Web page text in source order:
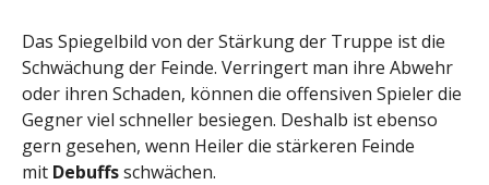
Das Spiegelbild von der Stärkung der Truppe ist die
Schwächung der Feinde. Verringert man ihre Abwehr
oder ihren Schaden, können die offensiven Spieler die
Gegner viel schneller besiegen. Deshalb ist ebenso
gern gesehen, wenn Heiler die stärkeren Feinde
mit Debuffsschwächen.